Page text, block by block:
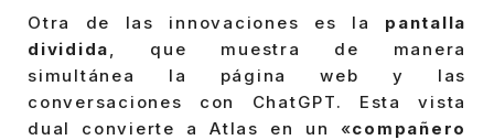
Otra de las innovaciones es la pantalla
dividida, que muestra de manera
simultánea la página web y las
conversaciones con ChatGPT. Esta vista
dual convierte a Atlas en un «compañero